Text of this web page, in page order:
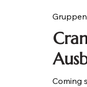
Coming